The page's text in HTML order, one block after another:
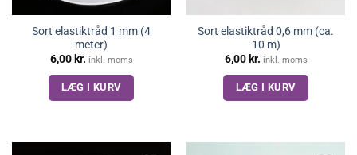
Sort elastiktråd 1 mm (4
meter)
6,00 kr. inkl. moms
LÆG I KURV
Sort elastiktråd 0,6 mm (ca.
10 m)
6,00 kr. inkl. moms
LÆG I KURV